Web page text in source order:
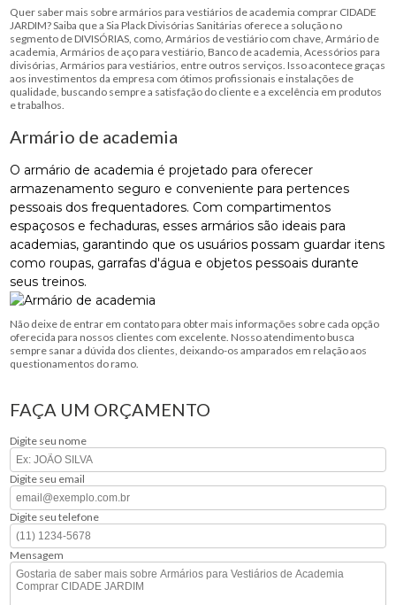
Quer saber mais sobre armários para vestiários de academia comprar CIDADE
JARDIM? Saiba que a Sia Plack Divisórias Sanitárias oferece a solução no
segmento de DIVISÓRIAS, como, Armários de vestiário com chave, Armário de
academia, Armários de aço para vestiário, Banco de academia, Acessórios para
divisórias, Armários para vestiários, entre outros serviços. Isso acontece graças
aos investimentos da empresa com ótimos profissionais e instalações de
qualidade, buscando sempre a satisfação do cliente e a excelência em produtos
e trabalhos.
Armário de academia
O armário de academia é projetado para oferecer
armazenamento seguro e conveniente para pertences
pessoais dos frequentadores. Com compartimentos
espaçosos e fechaduras, esses armários são ideais para
academias, garantindo que os usuários possam guardar itens
como roupas, garrafas d'água e objetos pessoais durante
seus treinos.
Não deixe de entrar em contato para obter mais informações sobre cada opção
oferecida para nossos clientes com excelente. Nosso atendimento busca
sempre sanar a dúvida dos clientes, deixando-os amparados em relação aos
questionamentos do ramo.
FAÇA UM ORÇAMENTO
Digite seu nome
Digite seu email
Digite seu telefone
Mensagem